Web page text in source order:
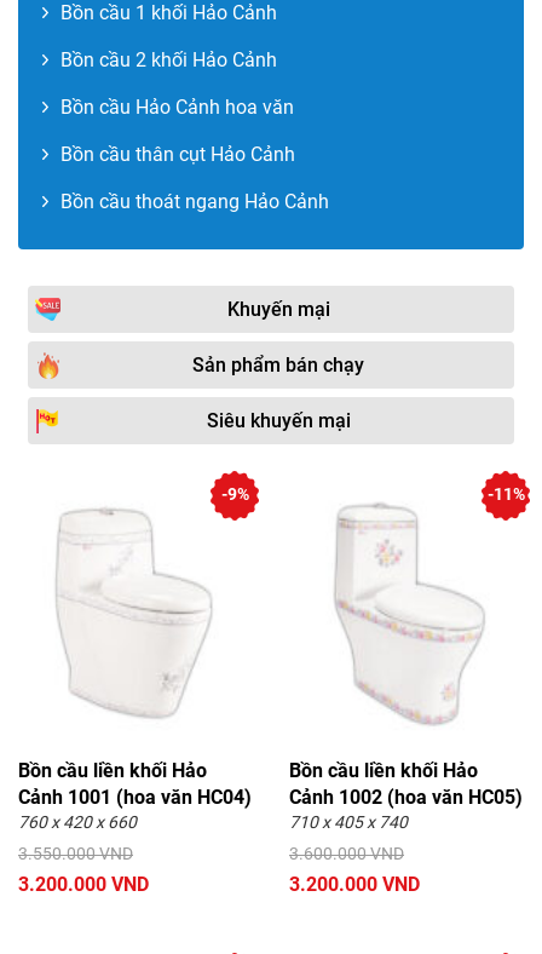
Bồn cầu 1 khối Hảo Cảnh
Bồn cầu 2 khối Hảo Cảnh
Bồn cầu Hảo Cảnh hoa văn
Bồn cầu thân cụt Hảo Cảnh
Bồn cầu thoát ngang Hảo Cảnh
Khuyến mại
Sản phẩm bán chạy
Siêu khuyến mại
Bồn cầu liền khối Hảo
Cảnh 1001 (hoa văn HC04)
760 x 420 x 660
3.550.000 VND
3.200.000 VND
-9%
Bồn cầu liền khối Hảo
Cảnh 1002 (hoa văn HC05)
710 x 405 x 740
3.600.000 VND
3.200.000 VND
-11%